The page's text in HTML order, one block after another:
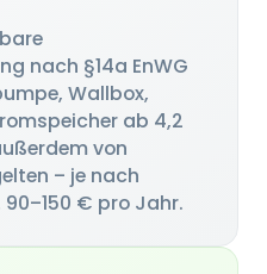
nach §14a EnWG
Wallbox,
ab 4,2
von
– je nach
€ pro Jahr.